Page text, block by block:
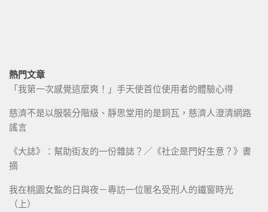
熱門文章
「我第一次感覺這麼爽！」手天使首位使用者的體驗心得
慈濟不是以服裝分階級、靜思堂用的是銅瓦，慈濟人澄清網路
謠言
《大誌》：幫助街友的一份雜誌？／《社企是門好生意？》書
摘
我在桃園女監的日與夜－專訪一位匿名受刑人的鐵窗時光
（上）